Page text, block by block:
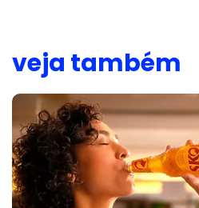
veja também